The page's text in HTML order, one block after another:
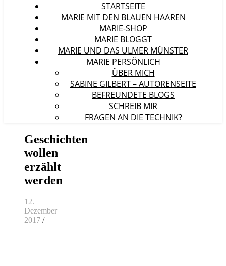
STARTSEITE
MARIE MIT DEN BLAUEN HAAREN
MARIE-SHOP
MARIE BLOGGT
MARIE UND DAS ULMER MÜNSTER
MARIE PERSÖNLICH
ÜBER MICH
SABINE GILBERT – AUTORENSEITE
BEFREUNDETE BLOGS
SCHREIB MIR
FRAGEN AN DIE TECHNIK?
Geschichten
wollen
erzählt
werden
12.
Dezember
2017 /